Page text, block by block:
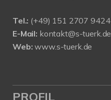
Tel.: (+49) 151 2707 9424
E-Mail: kontakt@s-tuerk.de
Web: www.s-tuerk.de
PROFIL